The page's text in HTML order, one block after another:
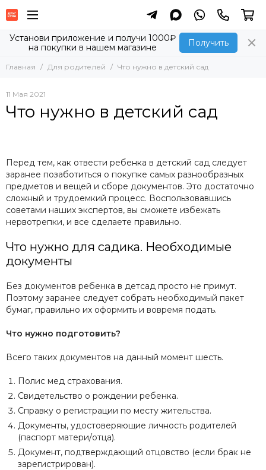
Установи приложение и получи 1000₽
на покупки в нашем магазине
Получить
Главная Для родителей Что нужно в детский сад
11 Мая 2021
Что нужно в детский сад
Перед тем, как отвести ребенка в детский сад следует
заранее позаботиться о покупке самых разнообразных
предметов и вещей и сборе документов. Это достаточно
сложный и трудоемкий процесс. Воспользовавшись
советами наших экспертов, вы сможете избежать
нервотрепки, и все сделаете правильно.
Что нужно для садика. Необходимые
документы
Без документов ребенка в детсад просто не примут.
Поэтому заранее следует собрать необходимый пакет
бумаг, правильно их оформить и вовремя подать.
Что нужно подготовить?
Всего таких документов на данный момент шесть.
Полис мед страхования.
Свидетельство о рождении ребенка.
Справку о регистрации по месту жительства.
Документы, удостоверяющие личность родителей
(паспорт матери/отца).
Документ, подтверждающий отцовство (если брак не
зарегистрирован).